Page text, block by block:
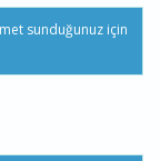
sunduğunuz için